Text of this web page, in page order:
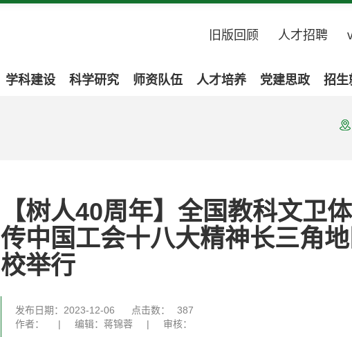
旧版回顾 人才招聘
学科建设 科学研究 师资队伍 人才培养 党建思政 招生
【树人40周年】全国教科文卫
传中国工会十八大精神长三角
校举行
发布日期：2023-12-06 点击数：
387
作者：
| 编辑：蒋锦蓉 | 审核：